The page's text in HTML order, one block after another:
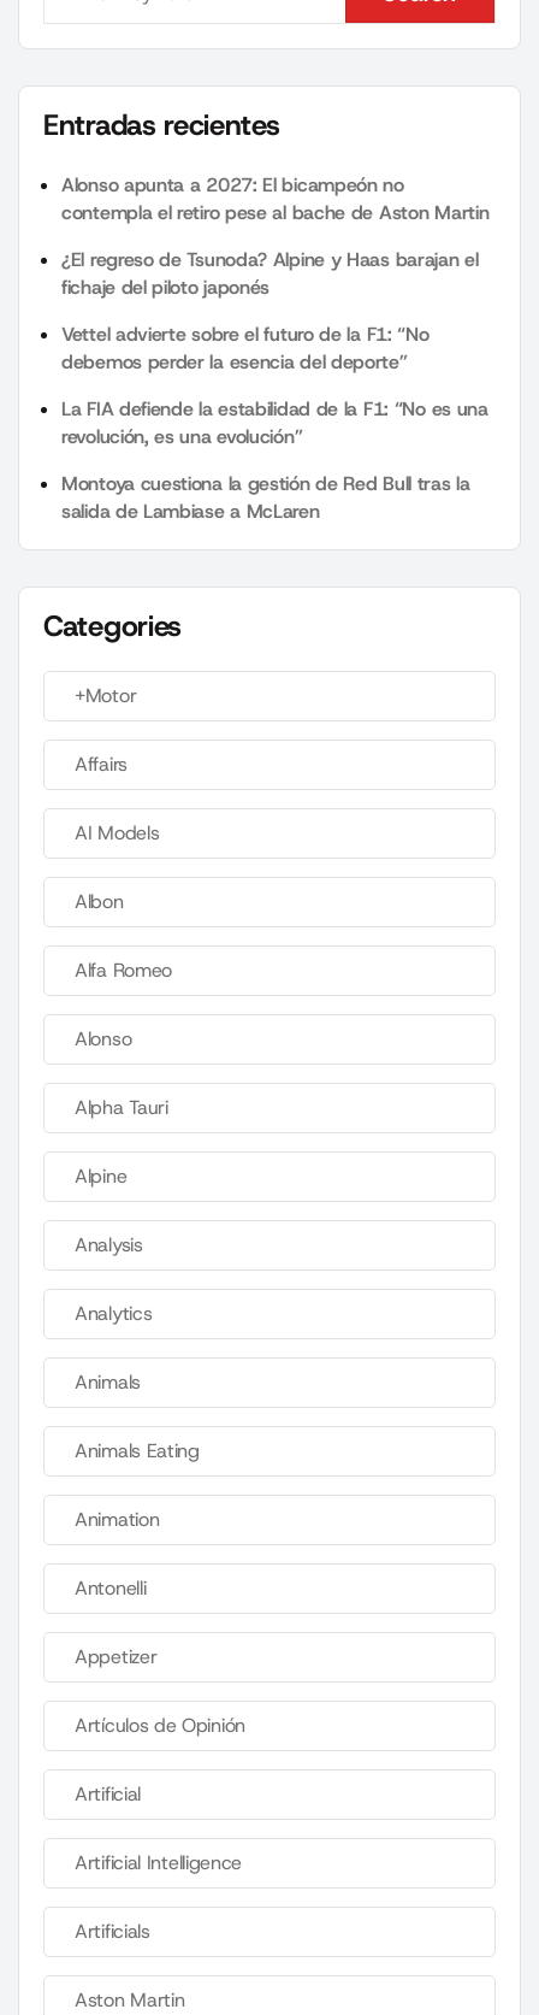
Search
Entradas recientes
Alonso apunta a 2027: El bicampeón no
contempla el retiro pese al bache de Aston Martin
¿El regreso de Tsunoda? Alpine y Haas barajan el
fichaje del piloto japonés
Vettel advierte sobre el futuro de la F1: “No
debemos perder la esencia del deporte”
La FIA defiende la estabilidad de la F1: “No es una
revolución, es una evolución”
Montoya cuestiona la gestión de Red Bull tras la
salida de Lambiase a McLaren
Categories
+Motor
Affairs
AI Models
Albon
Alfa Romeo
Alonso
Alpha Tauri
Alpine
Analysis
Analytics
Animals
Animals Eating
Animation
Antonelli
Appetizer
Artículos de Opinión
Artificial
Artificial Intelligence
Artificials
Aston Martin